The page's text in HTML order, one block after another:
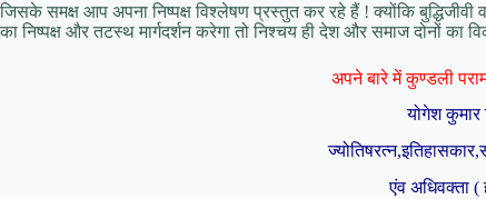
जिसके समक्ष आप अपना निष्पक्ष विश्लेषण प्रस्तुत कर रहे हैं ! क्योंकि बुद्धिजीवी
का निष्पक्ष और तटस्थ मार्गदर्शन करेगा तो निश्चय ही देश और समाज दोनों का
अपने बारे में कुण्डली
योगेश कुमार
एंव अधिवक्ता (